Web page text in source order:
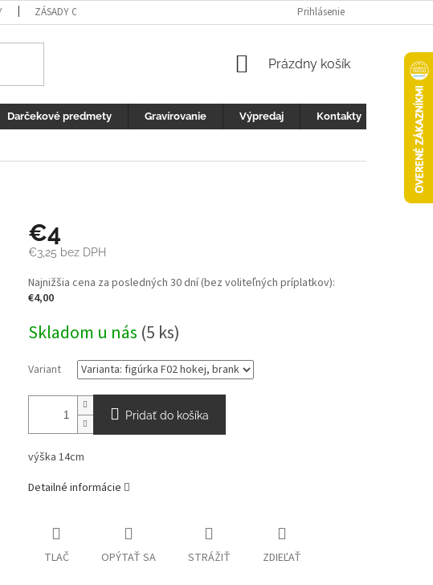
ZÁSADY OCHRANY OSOBNÝCH ÚDAJOV FOTOGALERIA KONTAKTY
Prihlásenie
NÁKUPNÝ
Prázdny košík
Darčekové predmety Gravírovanie Výpredaj Kontakty
€4
€3,25 bez DPH
Jednotková
cena:
Najnižšia cena za posledných 30 dní (bez voliteľných príplatkov):
€4,00
Skladom u nás (5 ks)
Variant
Pridať do košíka
výška 14cm
Detailné informácie
TLAČ OPÝTAŤ SA STRÁŽIŤ ZDIEĽAŤ